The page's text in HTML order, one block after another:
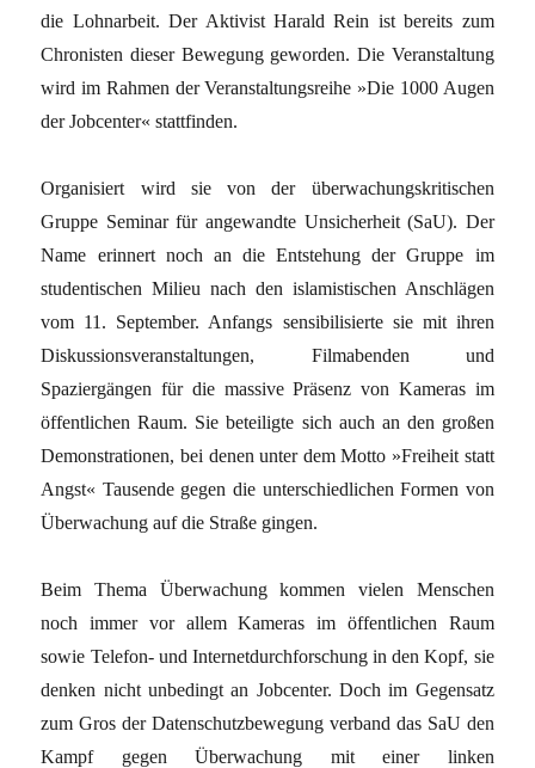
die Lohnarbeit. Der Aktivist Harald Rein ist bereits zum
Chronisten dieser Bewegung geworden. Die Veranstaltung
wird im Rahmen der Veranstaltungsreihe »Die 1000 Augen
der Jobcenter« stattfinden.
Organisiert wird sie von der überwachungskritischen
Gruppe Seminar für angewandte Unsicherheit (SaU). Der
Name erinnert noch an die Entstehung der Gruppe im
studentischen Milieu nach den islamistischen Anschlägen
vom 11. September. Anfangs sensibilisierte sie mit ihren
Diskussionsveranstaltungen, Filmabenden und
Spaziergängen für die massive Präsenz von Kameras im
öffentlichen Raum. Sie beteiligte sich auch an den großen
Demonstrationen, bei denen unter dem Motto »Freiheit statt
Angst« Tausende gegen die unterschiedlichen Formen von
Überwachung auf die Straße gingen.
Beim Thema Überwachung kommen vielen Menschen
noch immer vor allem Kameras im öffentlichen Raum
sowie Telefon- und Internetdurchforschung in den Kopf, sie
denken nicht unbedingt an Jobcenter. Doch im Gegensatz
zum Gros der Datenschutzbewegung verband das SaU den
Kampf gegen Überwachung mit einer linken